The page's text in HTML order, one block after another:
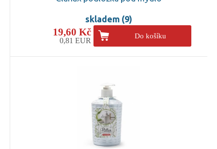
skladem (9)
19,60 Kč
0,81 EUR
Do košíku